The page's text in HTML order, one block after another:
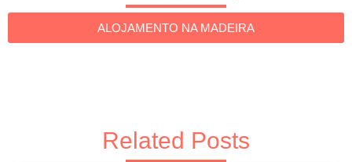
ALOJAMENTO NA MADEIRA
Related Posts